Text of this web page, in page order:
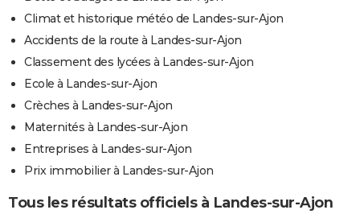
Climat et historique météo de Landes-sur-Ajon
Accidents de la route à Landes-sur-Ajon
Classement des lycées à Landes-sur-Ajon
Ecole à Landes-sur-Ajon
Crèches à Landes-sur-Ajon
Maternités à Landes-sur-Ajon
Entreprises à Landes-sur-Ajon
Prix immobilier à Landes-sur-Ajon
Tous les résultats officiels à Landes-sur-Ajon